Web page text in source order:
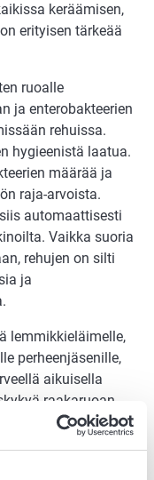
keräämisen,
erityisen tärkeää
ruoalle
ja enterobakteerien
rehuissa.
hygieenistä laatua.
määrää ja
raja-arvoista.
automaattisesti
Vaikka suoria
rehujen on silti
ja
lemmikkieläimelle,
perheenjäsenille,
aikuisella
raakaruoan
vanhoilla ja